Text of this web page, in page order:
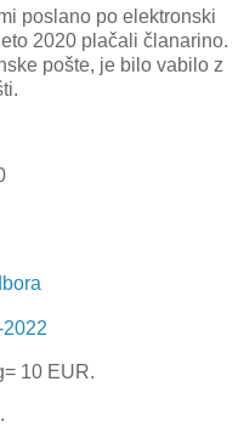
poslano po elektronski
2020 plačali članarino.
pošte, je bilo vabilo z
10 EUR.